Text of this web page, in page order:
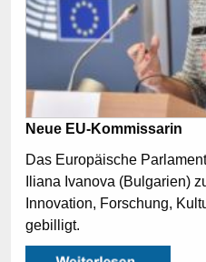
Neue EU-Kommissarin
Das Europäische
Iliana Ivanova (Bulgarien)
Innovation, Forschung,
gebilligt.